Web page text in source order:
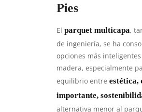
Pies
El parquet multicapa,
de ingeniería, se ha
opciones más
madera, especialmente
equilibrio entre estética,
importante,
alternativa menor al